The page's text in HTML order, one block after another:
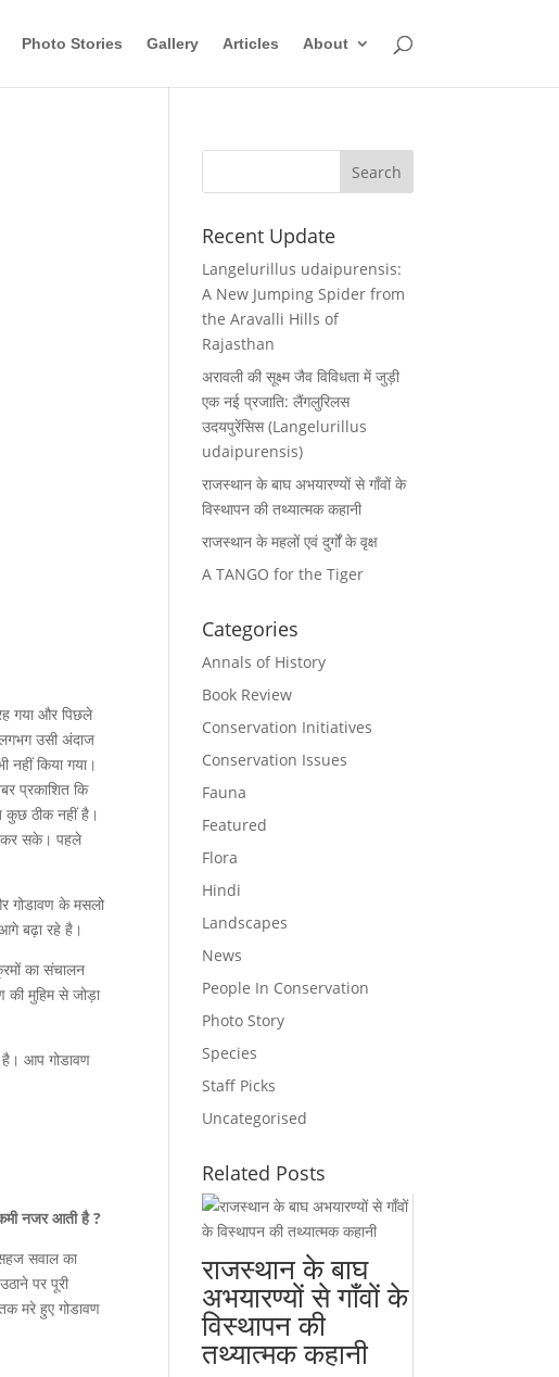
Photo Stories Gallery Articles About
गया और पिछले
लगभग उसी अंदाज
नहीं किया गया।
प्रकाशित कि
कुछ ठीक नहीं है।
कर सके। पहले
गोडावण के मसलो
बढ़ा रहे है।
का संचालन
मुहिम से जोड़ा
है। आप गोडावण
नजर आती है ?
सवाल का
पर पूरी
मरे हुए गोडावण
Recent Update
Langelurillus udaipurensis:
A New Jumping Spider from
the Aravalli Hills of
Rajasthan
अरावली की सूक्ष्म जैव विविधता में जुड़ी
एक नई प्रजाति: लैंगलुरिलस
उदयपुरेंसिस (Langelurillus
udaipurensis)
राजस्थान के बाघ अभयारण्यों से गाँवों के
विस्थापन की तथ्यात्मक कहानी
राजस्थान के महलों एवं दुर्गों के वृक्ष
A TANGO for the Tiger
Categories
Annals of History
Book Review
Conservation Initiatives
Conservation Issues
Fauna
Featured
Flora
Hindi
Landscapes
News
People In Conservation
Photo Story
Species
Staff Picks
Uncategorised
Related Posts
राजस्थान के बाघ
अभयारण्यों से गाँवों के
विस्थापन की
तथ्यात्मक कहानी